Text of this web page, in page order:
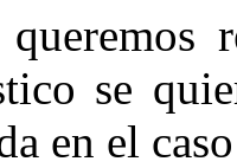
se
en el